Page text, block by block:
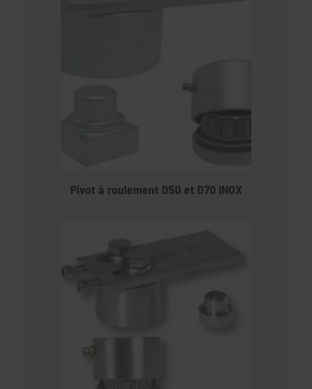
Pivot à roulement D50 et D70 INOX